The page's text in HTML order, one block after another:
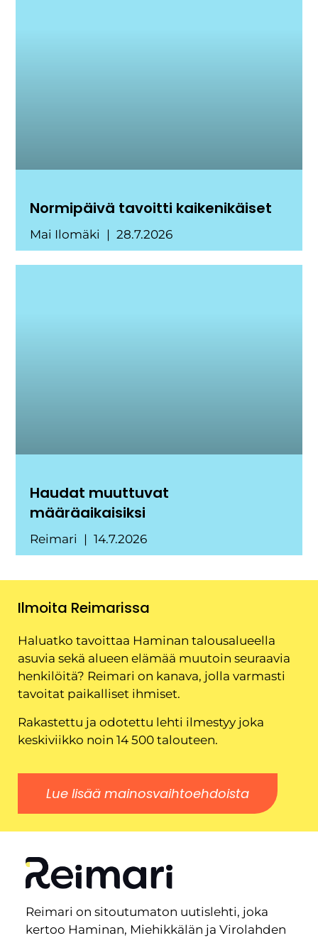
Normipäivä tavoitti kaikenikäiset
Mai Ilomäki 28.7.2026
Haudat muuttuvat
määräaikaisiksi
Reimari 14.7.2026
Ilmoita Reimarissa
Haluatko tavoittaa Haminan talousalueella
asuvia sekä alueen elämää muutoin seuraavia
henkilöitä? Reimari on kanava, jolla varmasti
tavoitat paikalliset ihmiset.
Rakastettu ja odotettu lehti ilmestyy joka
keskiviikko noin 14 500 talouteen.
Lue lisää mainosvaihtoehdoista
Reimari on sitoutumaton uutislehti, joka
kertoo Haminan, Miehikkälän ja Virolahden